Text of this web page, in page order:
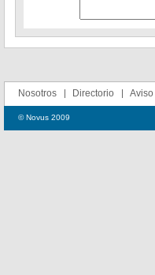
Nosotros Directorio Aviso
© Novus 2009